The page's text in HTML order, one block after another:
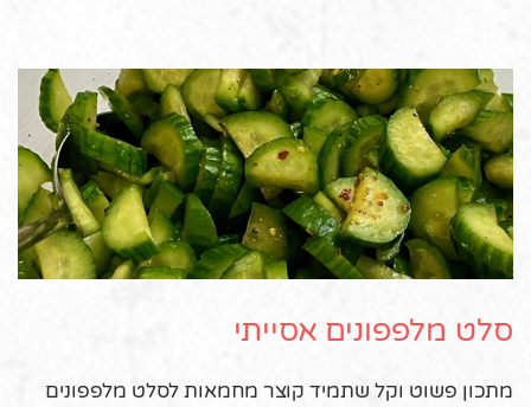
סלט מלפפונים אסייתי
מתכון פשוט וקל שתמיד קוצר מחמאות לסלט מלפפונים